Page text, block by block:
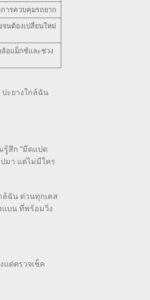
การควบคุมรถยาก
นต้องเปลี่ยนใหม่
ล้อแม็กซ์และช่วง
ปะยางใกล้ฉัน
รู้สึก “มืดแปด
มา แต่ไม่มีใคร
ล้ฉัน ด่วนทุกเคส
แบน ที่พร้อมวิ่ง
แต่ตรวจเช็ค